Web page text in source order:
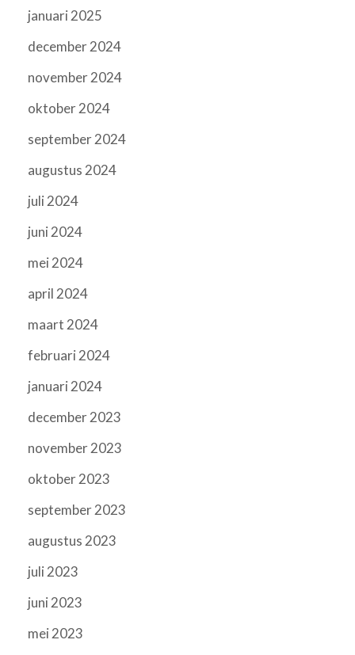
januari 2025
december 2024
november 2024
oktober 2024
september 2024
augustus 2024
juli 2024
juni 2024
mei 2024
april 2024
maart 2024
februari 2024
januari 2024
december 2023
november 2023
oktober 2023
september 2023
augustus 2023
juli 2023
juni 2023
mei 2023